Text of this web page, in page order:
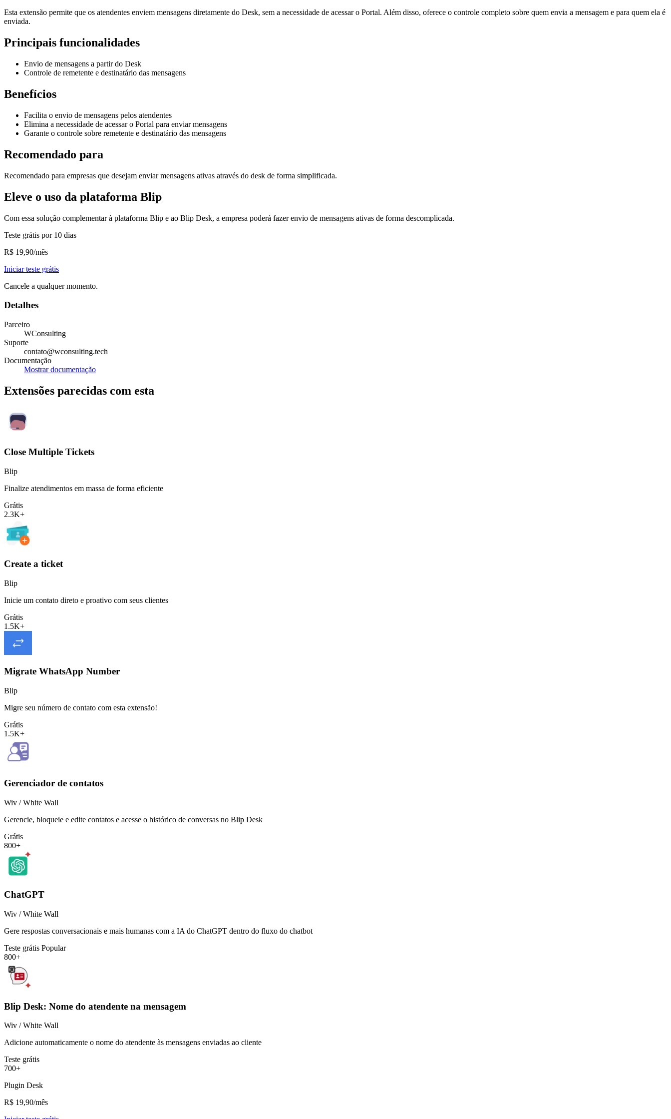
Esta extensão permite que os atendentes enviem mensagens diretamente do Desk, sem a necessidade de acessar o Portal. Além disso, oferece o controle completo sobre quem envia a mensagem e para quem ela é
enviada.
Principais funcionalidades
Envio de mensagens a partir do Desk
Controle de remetente e destinatário das mensagens
Benefícios
Facilita o envio de mensagens pelos atendentes
Elimina a necessidade de acessar o Portal para enviar mensagens
Garante o controle sobre remetente e destinatário das mensagens
Recomendado para
Recomendado para empresas que desejam enviar mensagens ativas através do desk de forma simplificada.
Eleve o uso da plataforma Blip
Com essa solução complementar à plataforma Blip e ao Blip Desk, a empresa poderá fazer envio de mensagens ativas de forma descomplicada.
Teste grátis por 10 dias
R$ 19,90/mês
Iniciar teste grátis
Cancele a qualquer momento.
Detalhes
Parceiro
WConsulting
Suporte
contato@wconsulting.tech
Documentação
Mostrar documentação
Extensões parecidas com esta
Close Multiple Tickets
Blip
Finalize atendimentos em massa de forma eficiente
Grátis
2.3K+
Create a ticket
Blip
Inicie um contato direto e proativo com seus clientes
Grátis
1.5K+
Migrate WhatsApp Number
Blip
Migre seu número de contato com esta extensão!
Grátis
1.5K+
Gerenciador de contatos
Wiv / White Wall
Gerencie, bloqueie e edite contatos e acesse o histórico de conversas no Blip Desk
Grátis
800+
ChatGPT
Wiv / White Wall
Gere respostas conversacionais e mais humanas com a IA do ChatGPT dentro do fluxo do chatbot
Teste grátis Popular
800+
Blip Desk: Nome do atendente na mensagem
Wiv / White Wall
Adicione automaticamente o nome do atendente às mensagens enviadas ao cliente
Teste grátis
700+
Plugin Desk
R$ 19,90/mês